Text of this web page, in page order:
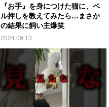
『お手』を身につけた猫に、ベ
ル押しを教えてみたら…まさか
の結果に飼い主爆笑
2024.09.13